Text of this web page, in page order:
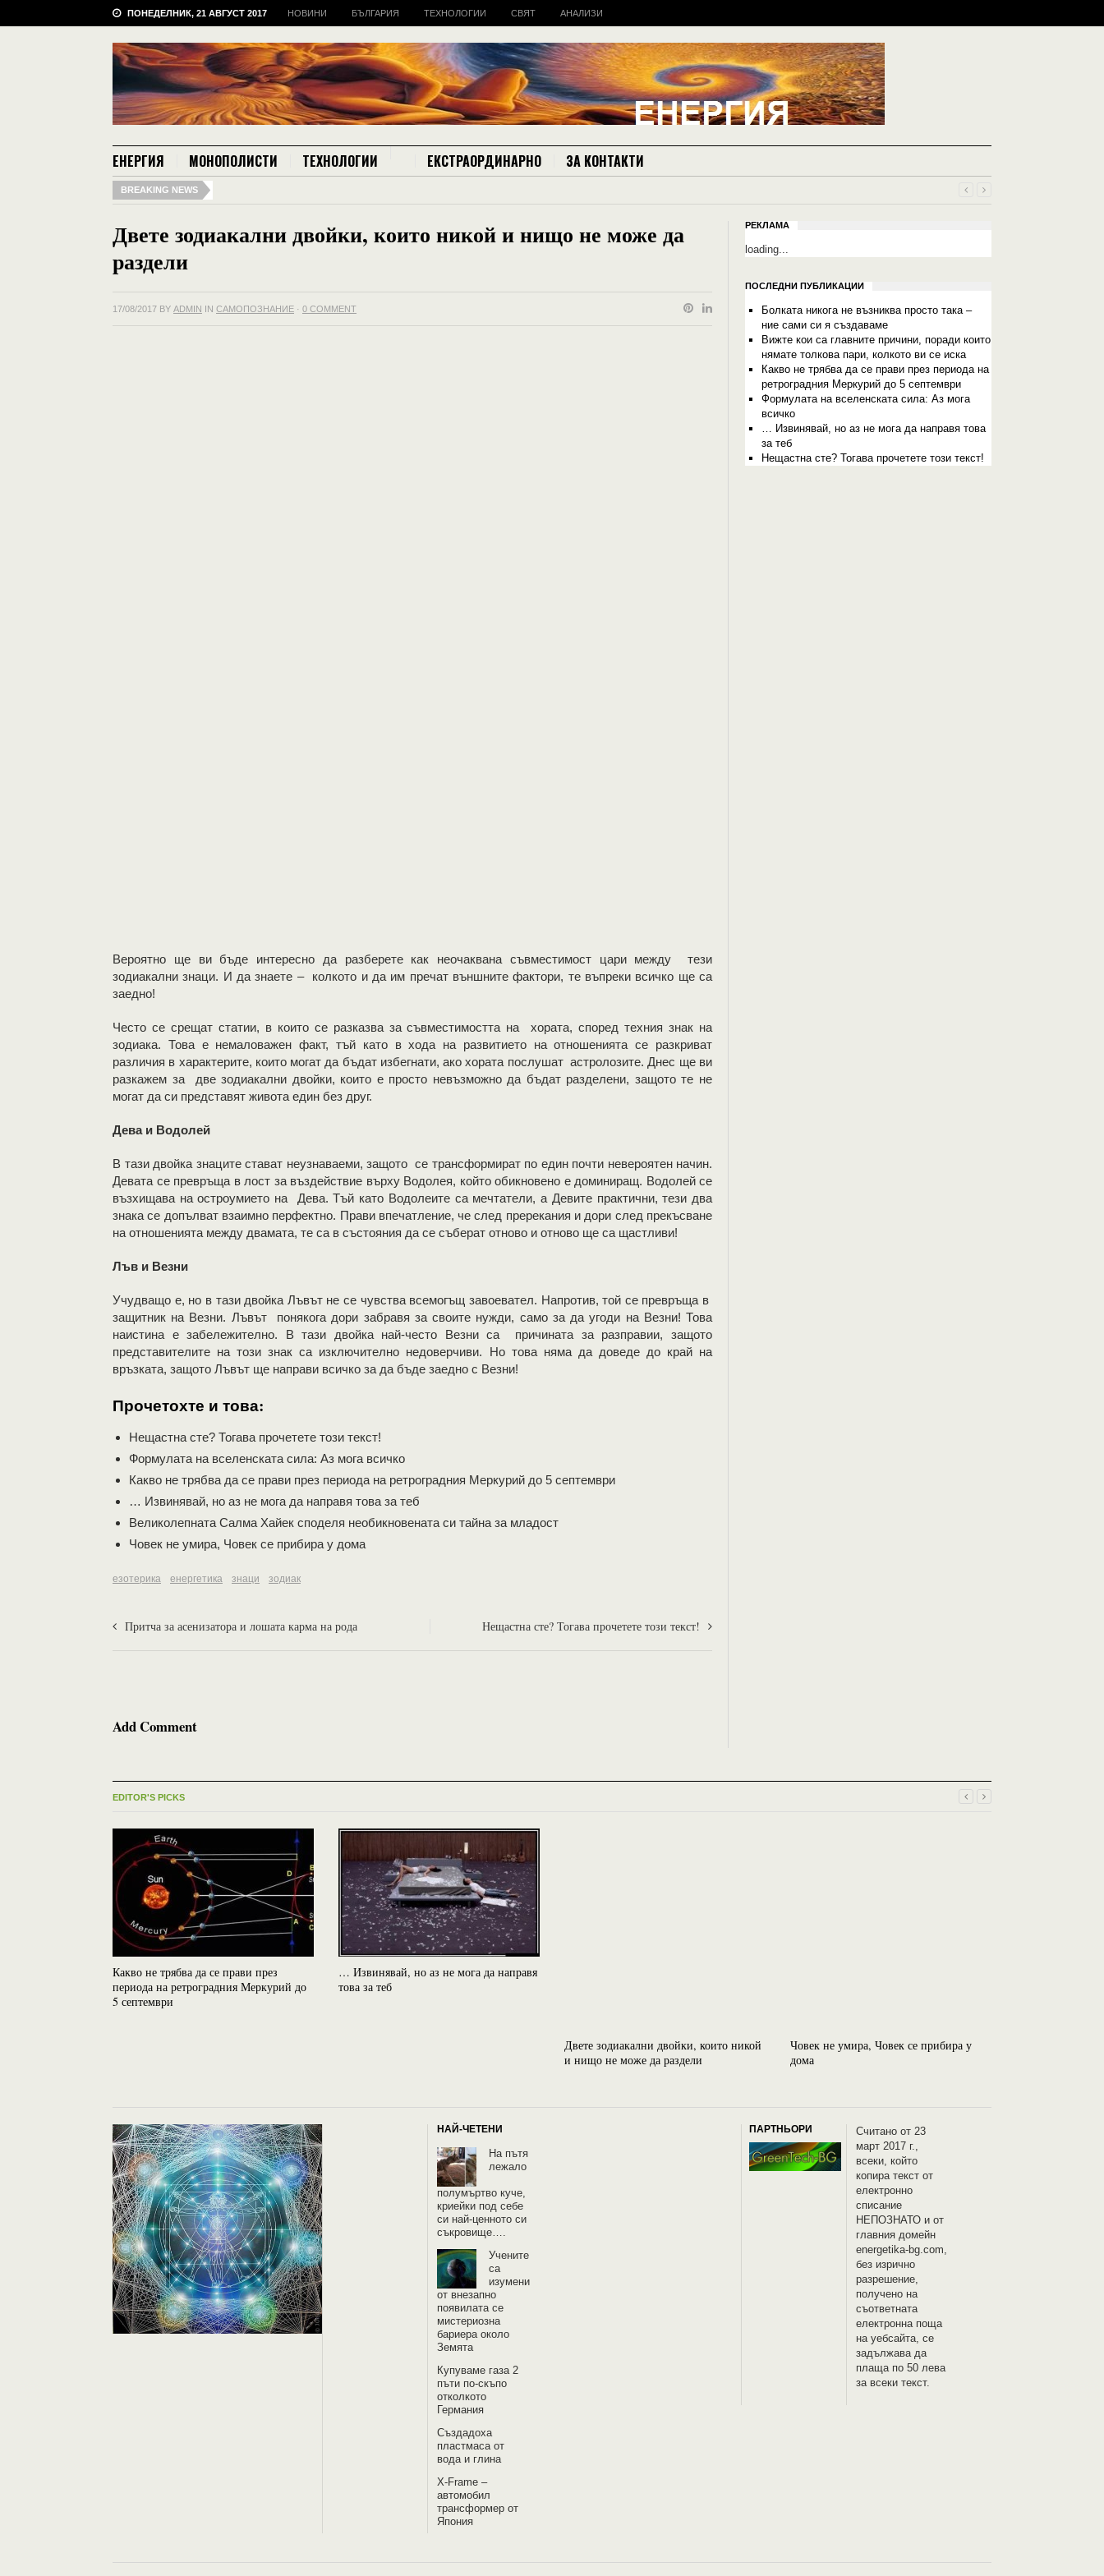
ПОНЕДЕЛНИК, 21 АВГУСТ 2017 НОВИНИ БЪЛГАРИЯ ТЕХНОЛОГИИ СВЯТ АНАЛИЗИ
ЕНЕРГИЯ МОНОПОЛИСТИ ТЕХНОЛОГИИ ЕКСТРАОРДИНАРНО ЗА КОНТАКТИ
BREAKING NEWS
Двете зодиакални двойки, които никой и нищо не може да
раздели
17/08/2017 BY ADMIN IN САМОПОЗНАНИЕ · 0 COMMENT
Вероятно ще ви бъде интересно да разберете как неочаквана съвместимост цари между тези
зодиакални знаци. И да знаете – колкото и да им пречат външните фактори, те въпреки всичко ще са
заедно!
Често се срещат статии, в които се разказва за съвместимостта на хората, според техния знак на
зодиака. Това е немаловажен факт, тъй като в хода на развитието на отношенията се разкриват
различия в характерите, които могат да бъдат избегнати, ако хората послушат астролозите. Днес ще ви
разкажем за две зодиакални двойки, които е просто невъзможно да бъдат разделени, защото те не
могат да си представят живота един без друг.
Дева и Водолей
В тази двойка знаците стават неузнаваеми, защото се трансформират по един почти невероятен начин.
Девата се превръща в лост за въздействие върху Водолея, който обикновено е доминиращ. Водолей се
възхищава на остроумието на Дева. Тъй като Водолеите са мечтатели, а Девите практични, тези два
знака се допълват взаимно перфектно. Прави впечатление, че след пререкания и дори след прекъсване
на отношенията между двамата, те са в състояния да се съберат отново и отново ще са щастливи!
Лъв и Везни
Учудващо е, но в тази двойка Лъвът не се чувства всемогъщ завоевател. Напротив, той се превръща в
защитник на Везни. Лъвът понякога дори забравя за своите нужди, само за да угоди на Везни! Това
наистина е забележително. В тази двойка най-често Везни са причината за разправии, защото
представителите на този знак са изключително недоверчиви. Но това няма да доведе до край на
връзката, защото Лъвът ще направи всичко за да бъде заедно с Везни!
Прочетохте и това:
Нещастна сте? Тогава прочетете този текст!
Формулата на вселенската сила: Аз мога всичко
Какво не трябва да се прави през периода на ретроградния Меркурий до 5 септември
… Извинявай, но аз не мога да направя това за теб
Великолепната Салма Хайек споделя необикновената си тайна за младост
Човек не умира, Човек се прибира у дома
езотерика енергетика знаци зодиак
Притча за асенизатора и лошата карма на рода Нещастна сте? Тогава прочетете този текст!
Add Comment
РЕКЛАМА
loading...
ПОСЛЕДНИ ПУБЛИКАЦИИ
Болката никога не възниква просто така –
ние сами си я създаваме
Вижте кои са главните причини, поради които
нямате толкова пари, колкото ви се иска
Какво не трябва да се прави през периода на
ретроградния Меркурий до 5 септември
Формулата на вселенската сила: Аз мога
всичко
… Извинявай, но аз не мога да направя това
за теб
Нещастна сте? Тогава прочетете този текст!
EDITOR'S PICKS
Какво не трябва да се прави през
периода на ретроградния Меркурий до
5 септември
… Извинявай, но аз не мога да направя
това за теб
Двете зодиакални двойки, които никой
и нищо не може да раздели
Човек не умира, Човек се прибира у
дома
НАЙ-ЧЕТЕНИ
На пътя
лежало
полумъртво куче,
криейки под себе
си най-ценното си
съкровище….
Учените
са
изумени
от внезапно
появилата се
мистериозна
бариера около
Земята
Купуваме газа 2
пъти по-скъпо
отколкото
Германия
Създадоха
пластмаса от
вода и глина
X-Frame –
автомобил
трансформер от
Япония
ПАРТНЬОРИ
Считано от 23
март 2017 г.,
всеки, който
копира текст от
електронно
списание
НЕПОЗНАТО и oт
главния домейн
energetika-bg.com,
без изрично
разрешение,
получено на
съответната
електронна поща
на уебсайта, се
задължава да
плаща по 50 лева
за всеки текст.